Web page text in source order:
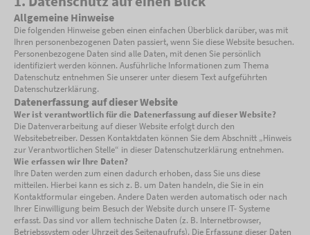
Allgemeine Hinweise
Die folgenden Hinweise geben einen einfachen Überblick darüber, was mit
Ihren personenbezogenen Daten passiert, wenn Sie diese Website besuchen.
Personenbezogene Daten sind alle Daten, mit denen Sie persönlich
identifiziert werden können. Ausführliche Informationen zum Thema
Datenschutz entnehmen Sie unserer unter diesem Text aufgeführten
Datenschutzerklärung.
Datenerfassung auf dieser Website
Wer ist verantwortlich für die Datenerfassung auf dieser Website?
Die Datenverarbeitung auf dieser Website erfolgt durch den
Websitebetreiber. Dessen Kontaktdaten können Sie dem Abschnitt „Hinweis
zur Verantwortlichen Stelle“ in dieser Datenschutzerklärung entnehmen.
Wie erfassen wir Ihre Daten?
Ihre Daten werden zum einen dadurch erhoben, dass Sie uns diese
mitteilen. Hierbei kann es sich z. B. um Daten handeln, die Sie in ein
Kontaktformular eingeben. Andere Daten werden automatisch oder nach
Ihrer Einwilligung beim Besuch der Website durch unsere IT- Systeme
erfasst. Das sind vor allem technische Daten (z. B. Internetbrowser,
Betriebssystem oder Uhrzeit des Seitenaufrufs). Die Erfassung dieser Daten